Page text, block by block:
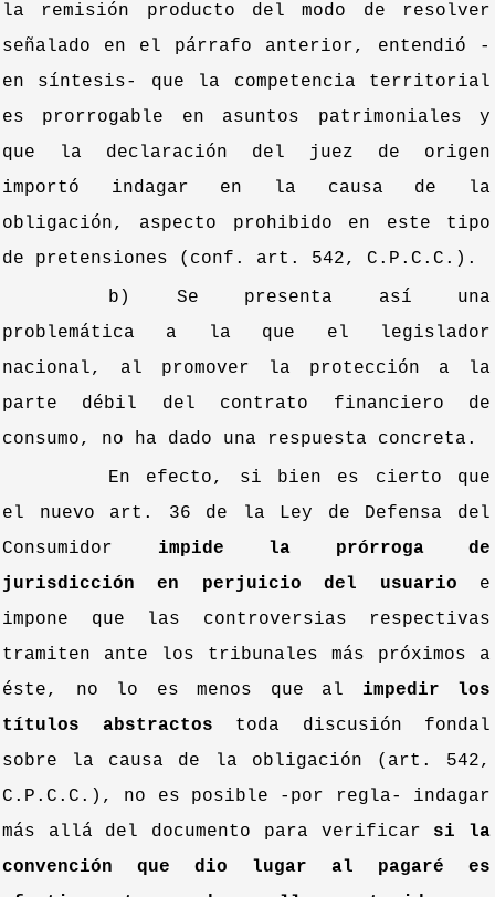
la remisión producto del modo de resolver
señalado en el párrafo anterior, entendió -
en síntesis- que la competencia territorial
es prorrogable en asuntos patrimoniales y
que la declaración del juez de origen
importó indagar en la causa de la
obligación, aspecto prohibido en este tipo
de pretensiones (conf. art. 542, C.P.C.C.).
b) Se presenta así una
problemática a la que el legislador
nacional, al promover la protección a la
parte débil del contrato financiero de
consumo, no ha dado una respuesta concreta.
En efecto, si bien es cierto que
el nuevo art. 36 de la Ley de Defensa del
Consumidor impide la prórroga de
jurisdicción en perjuicio del usuario e
impone que las controversias respectivas
tramiten ante los tribunales más próximos a
éste, no lo es menos que al impedir los
títulos abstractos toda discusión fondal
sobre la causa de la obligación (art. 542,
C.P.C.C.), no es posible -por regla- indagar
más allá del documento para verificar si la
convención que dio lugar al pagaré es